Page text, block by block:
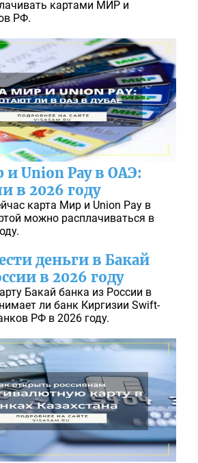
картами МИР и
РФ.
Union Pay в ОАЭ:
в 2026 году
карта Мир и Union Pay в
можно расплачиваться в
деньги в Бакай
в 2026 году
Бакай банка из России в
ли банк Киргизии Swift-
РФ в 2026 году.